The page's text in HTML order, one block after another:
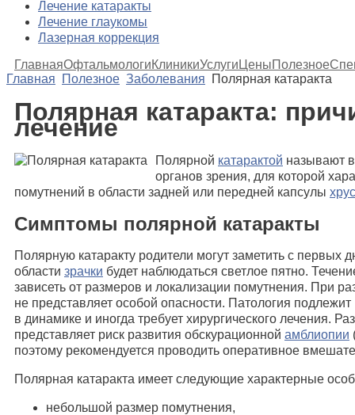
Лечение катаракты
Лечение глаукомы
Лазерная коррекция
ГлавнаяОфтальмологиКлиникиУслуги ЦеныПолезное
Главная
Полезное Заболевания Полярная катаракта
Полярная катаракта:
лечение
Полярной катарактой называют
органов зрения, для которой
помутнений в области задней или передней капсулы
Симптомы полярной катаракты
Полярную катаракту родители могут заметить с первых
области зрачки будет наблюдаться светлое пятно.
зависеть от размеров и локализации помутнения. При
не представляет особой опасности. Патология
в динамике и иногда требует хирургического лечения.
представляет риск развития обскурационной амблиопии
поэтому рекомендуется проводить оперативное
Полярная катаракта имеет следующие характерные
небольшой размер помутнения,